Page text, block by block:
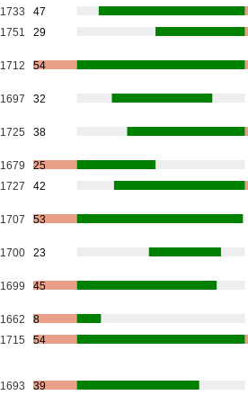
1733
47
1751 29
1712 54
1697 32
1725 38
1679
25
1727 42
1707 53
1700 23
1699 45
1662
8
1715 54
1693
39